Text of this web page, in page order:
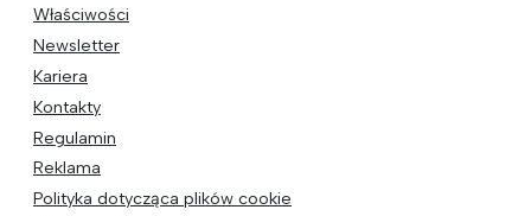
Właściwości
Newsletter
Kariera
Kontakty
Regulamin
Reklama
Polityka dotycząca plików cookie